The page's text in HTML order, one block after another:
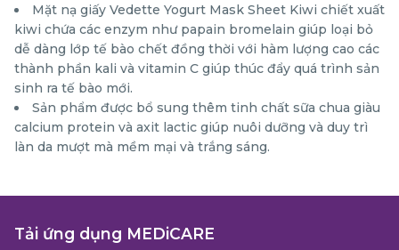
Mặt nạ giấy Vedette Yogurt Mask Sheet Kiwi chiết xuất
kiwi chứa các enzym như papain bromelain giúp loại bỏ
dễ dàng lớp tế bào chết đồng thời với hàm lượng cao các
thành phần kali và vitamin C giúp thúc đẩy quá trình sản
sinh ra tế bào mới.
Sản phẩm được bổ sung thêm tinh chất sữa chua giàu
calcium protein và axit lactic giúp nuôi dưỡng và duy trì
làn da mượt mà mềm mại và trắng sáng.
Tải ứng dụng MEDiCARE